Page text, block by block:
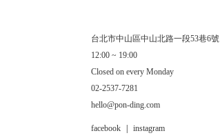
台北市中山區中山北路一段53巷6號
12:00 ~ 19:00
Closed on every Monday
02-2537-7281
hello@pon-ding.com
facebook instagram